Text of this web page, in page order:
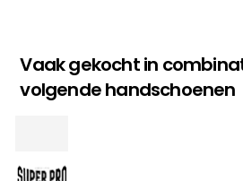
Vaak gekocht in
volgende handschoenen